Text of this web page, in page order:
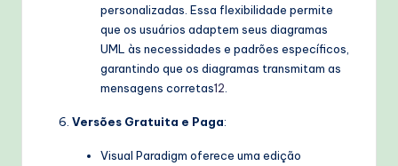
personalizadas. Essa flexibilidade permite
que os usuários adaptem seus diagramas
UML às necessidades e padrões específicos,
garantindo que os diagramas transmitam as
mensagens corretas12
Versões Gratuita e Paga:
Visual Paradigm oferece uma edição